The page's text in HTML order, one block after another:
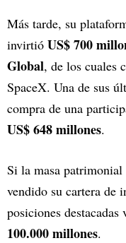
Más tarde, su
invirtió US$ 700
Global, de los cuales
SpaceX. Una de sus
compra de una
US$ 648 millones.
Si la masa
vendido su cartera de
posiciones
100.000 millones.